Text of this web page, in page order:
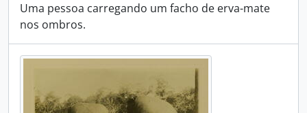
Uma pessoa carregando um facho de erva-mate
nos ombros.